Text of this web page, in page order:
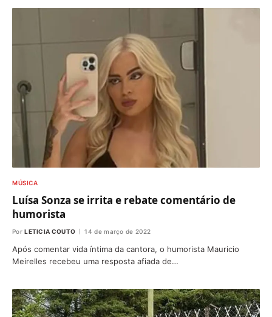
MÚSICA
Luísa Sonza se irrita e rebate comentário de
humorista
Por LETICIA COUTO 14 de março de 2022
Após comentar vida íntima da cantora, o humorista Mauricio
Meirelles recebeu uma resposta afiada de…